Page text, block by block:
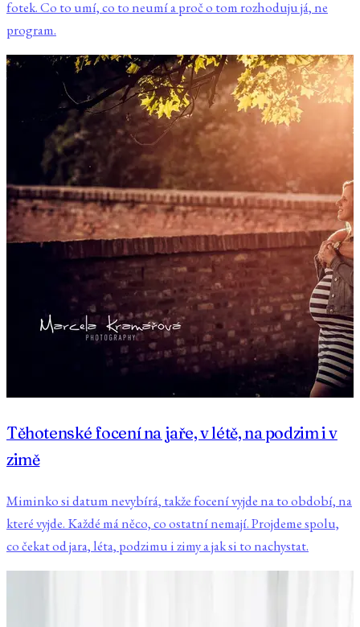
fotek. Co to umí, co to neumí a proč o tom rozhoduju já, ne
program.
Těhotenské focení na jaře, v létě, na podzim i v
zimě
Miminko si datum nevybírá, takže focení vyjde na to období, na
které vyjde. Každé má něco, co ostatní nemají. Projdeme spolu,
co čekat od jara, léta, podzimu i zimy a jak si to nachystat.